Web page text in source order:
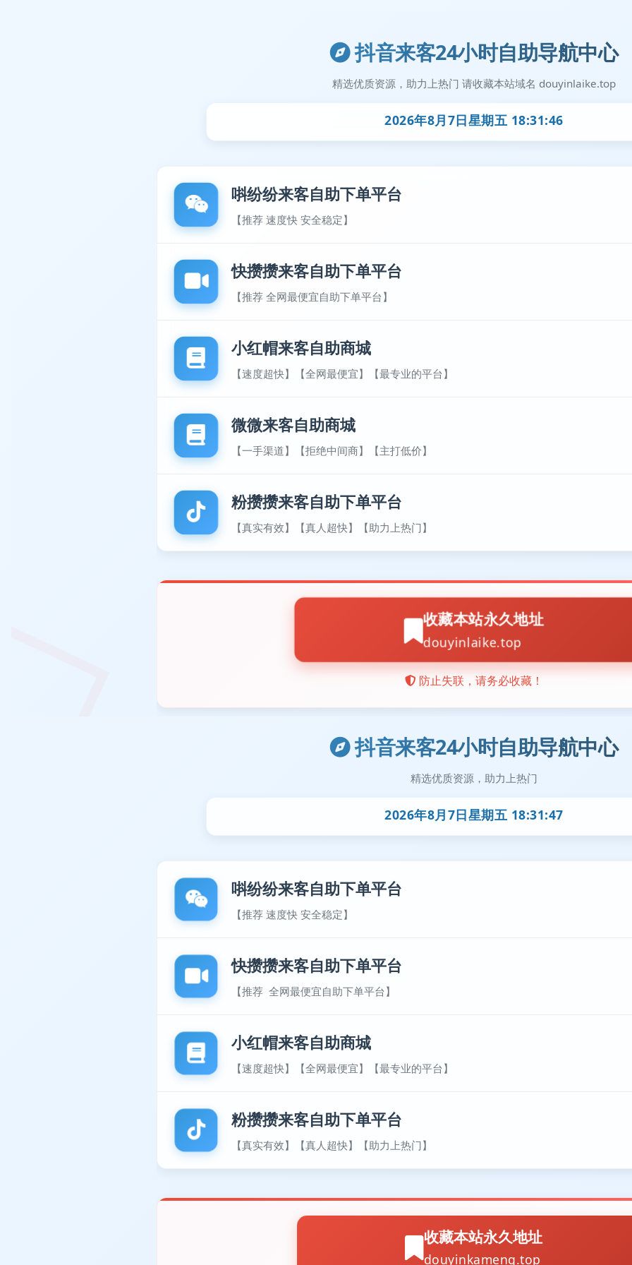
抖音来客24小时自助导航中心
精选优质资源，助力上热门
2026年8月7日星期五 18:31:47
唞纷纷来客自助下单平台
【推荐 速度快 安全稳定】
快攒攒来客自助下单平台
【推荐 全网最便宜自助下单平台】
小红帽来客自助商城
【速度超快】【全网最便宜】【最专业的平台】
粉攒攒来客自助下单平台
【真实有效】【真人超快】【助力上热门】
收藏本站永久地址
douyinkameng.top